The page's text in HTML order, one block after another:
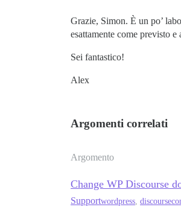
Grazie, Simon. È un po’
esattamente come previsto
Sei fantastico!
Alex
Argomenti correlati
Argomento
Change WP Discourse
Supportwordpress